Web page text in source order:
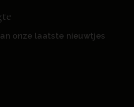
onze laatste nieuwtjes